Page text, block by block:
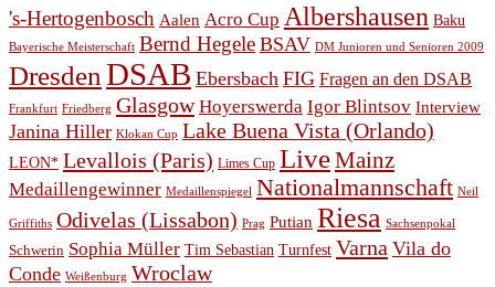
's-Hertogenbosch Aalen Acro Cup Albershausen Baku
Bayerische Meisterschaft Bernd Hegele BSAV DM Junioren und Senioren 2009
Dresden DSAB Ebersbach FIG Fragen an den DSAB
Frankfurt Friedberg Glasgow Hoyerswerda Igor Blintsov Interview
Janina Hiller Klokan Cup Lake Buena Vista (Orlando)
LEON* Levallois (Paris) Limes Cup LiveMainz
Medaillengewinner Medaillenspiegel Nationalmannschaft Neil
Griffiths Odivelas (Lissabon) Prag Putian Riesa Sachsenpokal
Schwerin Sophia Müller Tim Sebastian Turnfest Varna Vila do
Conde Weißenburg Wroclaw